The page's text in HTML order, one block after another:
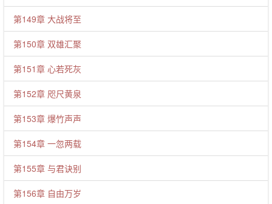
第149章 大战将至
第150章 双雄汇聚
第151章 心若死灰
第152章 咫尺黄泉
第153章 爆竹声声
第154章 一忽两载
第155章 与君诀别
第156章 自由万岁